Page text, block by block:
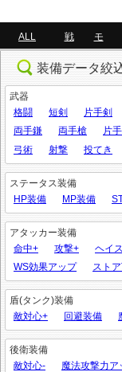
ALL 戦 モ
装備データ絞
武器
格闘
短剣 片手剣
両手鎌
両手槍 片
弓術
射撃 投てき
ステータス装備
HP装備
MP装備
アタッカー装備
命中+
攻撃+ ヘイ
WS効果アップ
スト
盾(タンク)装備
敵対心+
回避装備
後衛装備
敵対心-
魔法攻撃力ア